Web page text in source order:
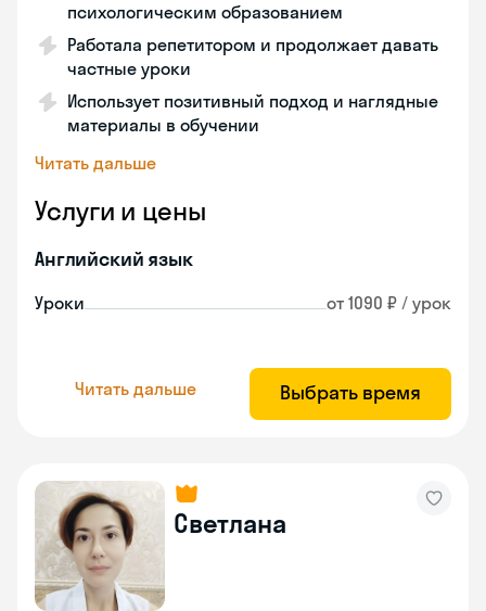
психологическим образованием
Работала репетитором и продолжает давать
частные уроки
Использует позитивный подход и наглядные
материалы в обучении
Читать дальше
Услуги и цены
Английский язык
Уроки от 1090 ₽ / урок
Читать дальше Выбрать время
Светлана